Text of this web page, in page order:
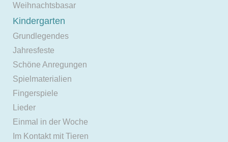
Weihnachtsbasar
Kindergarten
Grundlegendes
Jahresfeste
Schöne Anregungen
Spielmaterialien
Fingerspiele
Lieder
Einmal in der Woche
Im Kontakt mit Tieren